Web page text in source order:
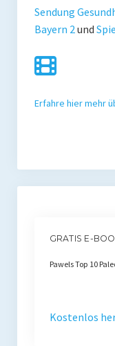
Sendung
Bayern 2 und
Erfahre hier mehr
GRATIS E-
Pawels Top 10
Kostenlos